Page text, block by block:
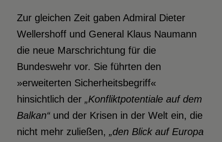
Zur gleichen Zeit gaben Admiral Dieter
Wellershoff und General Klaus Naumann
die neue Marschrichtung für die
Bundeswehr vor. Sie führten den
»erweiterten Sicherheitsbegriff«
hinsichtlich der „Konfliktpotentiale auf dem
Balkan“und der Krisen in der Welt ein, die
nicht mehr zuließen, „den Blick auf Europa